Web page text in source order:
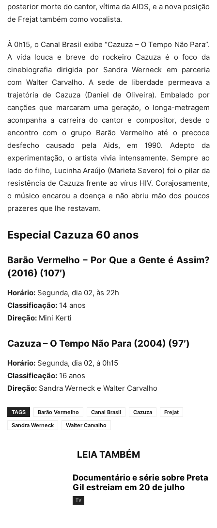
posterior morte do cantor, vítima da AIDS, e a nova posição
de Frejat também como vocalista.
À 0h15, o Canal Brasil exibe “Cazuza – O Tempo Não Para”.
A vida louca e breve do rockeiro Cazuza é o foco da
cinebiografia dirigida por Sandra Werneck em parceria
com Walter Carvalho. A sede de liberdade permeava a
trajetória de Cazuza (Daniel de Oliveira). Embalado por
canções que marcaram uma geração, o longa-metragem
acompanha a carreira do cantor e compositor, desde o
encontro com o grupo Barão Vermelho até o precoce
desfecho causado pela Aids, em 1990. Adepto da
experimentação, o artista vivia intensamente. Sempre ao
lado do filho, Lucinha Araújo (Marieta Severo) foi o pilar da
resistência de Cazuza frente ao vírus HIV. Corajosamente,
o músico encarou a doença e não abriu mão dos poucos
prazeres que lhe restavam.
Especial Cazuza 60 anos
Barão Vermelho – Por Que a Gente é Assim?
(2016) (107′)
Horário: Segunda, dia 02, às 22h
Classificação: 14 anos
Direção: Mini Kerti
Cazuza – O Tempo Não Para (2004) (97′)
Horário: Segunda, dia 02, à 0h15
Classificação: 16 anos
Direção: Sandra Werneck e Walter Carvalho
TAGS Barão Vermelho Canal Brasil Cazuza
Frejat
Sandra Werneck
Walter Carvalho
LEIA TAMBÉM
Documentário e série sobre Preta
Gil estreiam em 20 de julho
TV